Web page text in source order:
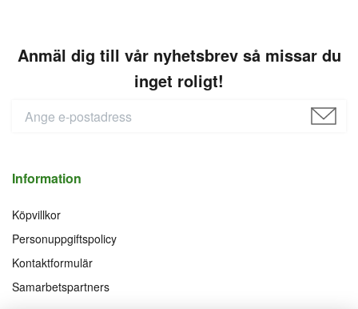
Anmäl dig till vår nyhetsbrev så missar du
inget roligt!
Information
Köpvillkor
Personuppgiftspolicy
Kontaktformulär
Samarbetspartners